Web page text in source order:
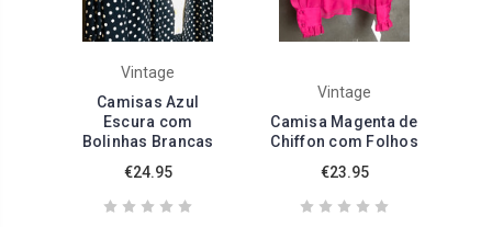
Vintage
Camisas Azul
Escura com
Bolinhas Brancas
€24.95
Vintage
Camisa Magenta de
Chiffon com Folhos
€23.95